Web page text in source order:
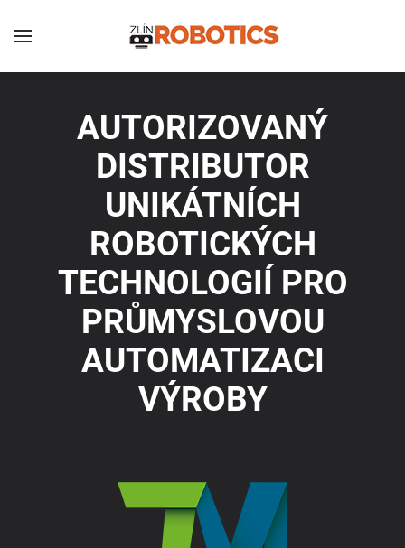
AUTORIZOVANÝ
DISTRIBUTOR
UNIKÁTNÍCH
ROBOTICKÝCH
TECHNOLOGIÍ PRO
PRŮMYSLOVOU
AUTOMATIZACI
VÝROBY